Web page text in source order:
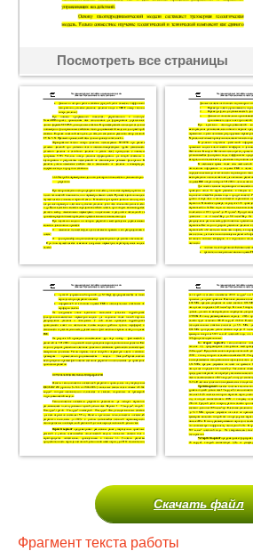
Посмотреть все страницы
Скачать файл
Фрагмент текста работы